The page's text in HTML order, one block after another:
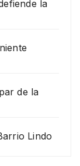
la
de la
Lindo